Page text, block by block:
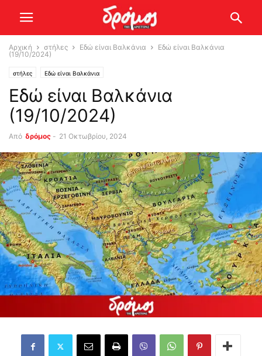
Αρχική στήλες Εδώ είναι Βαλκάνια
Εδώ είναι Βαλκάνια
(19/10/2024)
στήλες Εδώ είναι Βαλκάνια
Εδώ είναι Βαλκάνια
(19/10/2024)
Από δρόμος - 21 Οκτωβρίου, 2024